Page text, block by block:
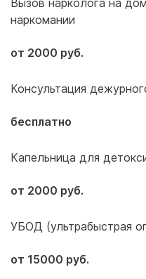
Вызов нарколога на
наркомании
от 2000 руб.
Консультация
бесплатно
Капельница для
от 2000 руб.
УБОД (ультрабыстрая
от 15000 руб.